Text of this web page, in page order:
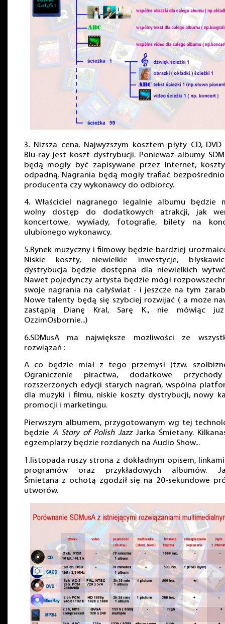
3. Niższa cena. Najwyższym kosztem płyty CD, DVD
Blu-ray jest koszt dystrybucji. Ponieważ albumy
będą mogły być zapisywane przez Internet,
odpadną. Nagrania będą mogły trafiać
producenta czy wykonawcy do odbiorcy.
4. Właściciel nagranego legalnie albumu będzie
wolny dostęp do dodatkowych atrakcji, jak
koncertowe, wywiady, fotografie, bilety na
ulubionego wykonawcy.
5.Rynek muzyczny i filmowy będzie bardziej
Niskie koszty, niewielkie inwestycje,
dystrybucja będzie dostępna dla niewielkich
Nawet pojedynczy artysta będzie mógł
swoje nagrania na całyświat - i jeszcze na tym
Nowe talenty będą się szybciej rozwijać ( a może
zastąpią Dianę Kral, Sarę K., nie mówiąc
OzzimOsbornie...)
6.SDMusA ma największe możliwości ze
rozwiązań :
A co będzie miał z tego przemysł (tzw.
Ograniczenie piractwa, dodatkowe
rozszerzonych edycji starych nagrań, wspólna
dla muzyki i filmu, niskie koszty dystrybucji, nowy
promocji i marketingu.
Pierwszym albumem, przygotowanym wg tej
będzie A Story of Polish JazzJarka Śmietany.
egzemplarzy będzie rozdanych na Audio Show...
1.listopada ruszy strona z dokładnym opisem,
programów oraz przykładowych albumów.
Śmietana z ochotą zgodził się na 20-sekundowe
utworów.